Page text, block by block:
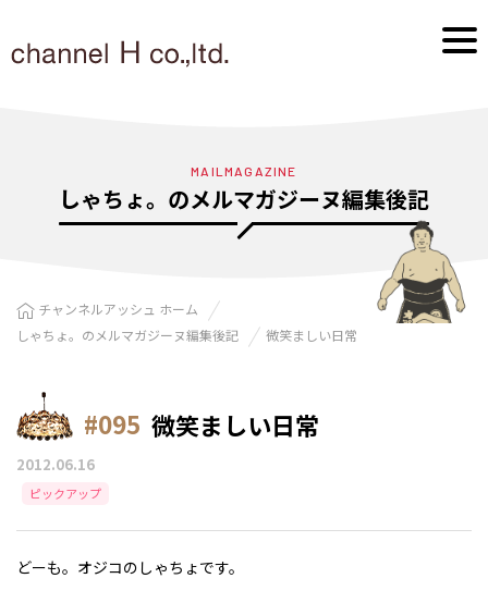
MAILMAGAZINE
しゃちょ。のメルマガジーヌ編集後記
チャンネルアッシュ ホーム
しゃちょ。のメルマガジーヌ編集後記
微笑ましい日常
#095 微笑ましい日常
2012.06.16
ピックアップ
どーも。オジコのしゃちょです。